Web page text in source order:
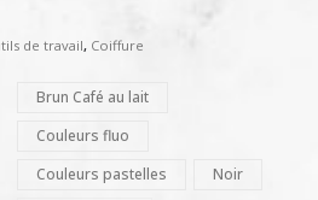
de travail, Coiffure
Brun Café au lait
Couleurs fluo
Couleurs pastelles
Noir